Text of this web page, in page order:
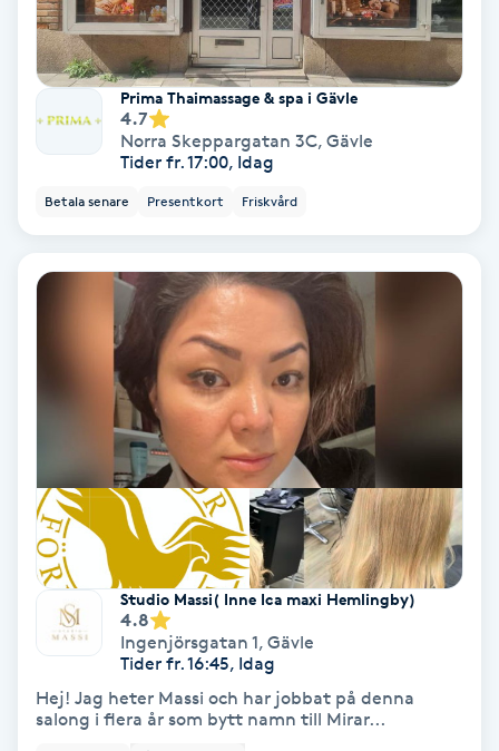
Pigmentfläckar
Plastikkirurgi
Powder brows
Power Yoga
PRP (Platelet Rich Plasma)
Radiofrekvens
Rakning
Reflexologi
Prima Thaimassage & spa i Gävle
4.7
Norra Skeppargatan 3C, Gävle
Tider fr. 17:00, Idag
Betala senare Presentkort Friskvård
Studio Massi( Inne Ica maxi Hemlingby)
4.8
Ingenjörsgatan 1, Gävle
Tider fr. 16:45, Idag
Hej! Jag heter Massi och har jobbat på denna
salong i flera år som bytt namn till Mirar...